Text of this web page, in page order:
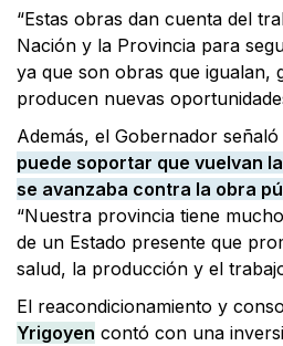
“Estas obras dan cuenta del
Nación y la Provincia para
ya que son obras que igualan,
producen nuevas
Además, el Gobernador señaló
puede soportar que vuelvan
se avanzaba contra la obra
“Nuestra provincia tiene
de un Estado presente que
salud, la producción y el
El reacondicionamiento y
Yrigoyen contó con una